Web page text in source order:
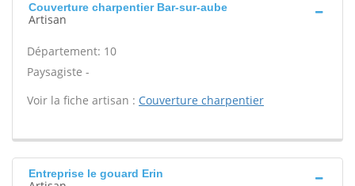
Couverture charpentier Bar-sur-aube
Artisan
Département: 10
Paysagiste -
Voir la fiche artisan : Couverture charpentier
Entreprise le gouard Erin